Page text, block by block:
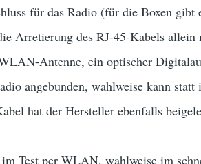
für das Radio (für die Boxen gibt
Arretierung des RJ-45-Kabels
Antenne, ein optischer
angebunden, wahlweise kann statt
hat der Hersteller ebenfalls
Test per WLAN, wahlweise im